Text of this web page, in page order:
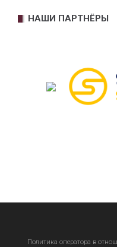
НАШИ ПАРТНЁРЫ
Политика оператора в